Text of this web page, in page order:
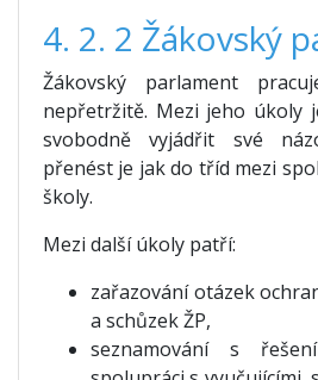
4. 2. 2 Žákovský
Žákovský parlament
nepřetržitě. Mezi jeho úkoly
svobodně vyjádřit své
přenést je jak do tříd mezi
školy.
Mezi další úkoly patří:
zařazování otázek
a schůzek ŽP,
seznamování s